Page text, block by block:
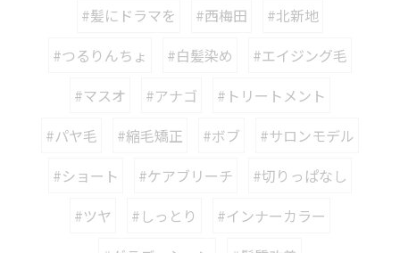
#髪にドラマを #西梅田
#北新地
#つるりんちょ
#白髪染め
#エイジング毛
#マスオ
#アナゴ
#トリートメント
#パヤ毛
#縮毛矯正 #ボブ
#サロンモデル
#ショート
#ケアブリーチ
#切りっぱなし
#ツヤ
#しっとり
#インナーカラー